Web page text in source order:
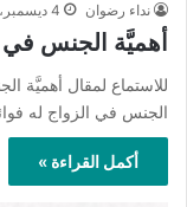
نداء رضوان 4 ديسمبر، 2022
أهميَّة الجنس في
للاستماع لمقال أهميَّة
الجنس في الزواج له
أكمل القراءة »